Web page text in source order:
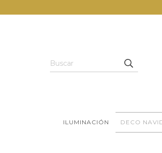
ILUMINACIÓN DECO